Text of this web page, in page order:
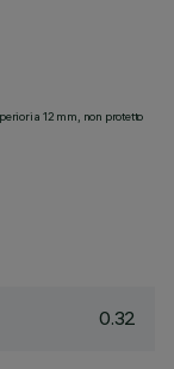
a 12 mm, non protetto
0.32